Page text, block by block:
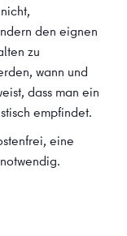
den eignen
zu
wann und
dass man ein
empfindet.
eine
notwendig.